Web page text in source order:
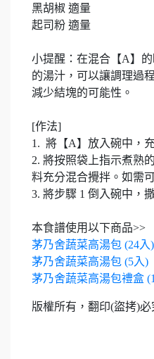
黑胡椒 適量
起司粉 適量
小提醒：在混合【A】
的湯汁，可以讓調理過
減少結塊的可能性。
[作法]
1. 將【A】放入碗中，
2. 將按照袋上指示煮熟
料充分混合攪拌。如需
3. 將步驟 1 倒入碗中，
本食譜使用以下商品>>
茅乃舍蔬菜高湯包 (24入)
茅乃舍蔬菜高湯包 (5入)
茅乃舍蔬菜高湯包禮盒
版權所有，翻印(盜拷)必